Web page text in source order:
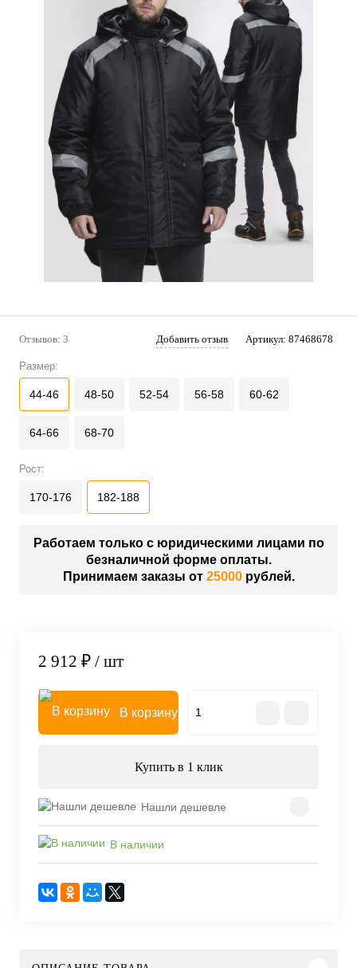
Отзывов: 3 Добавить отзыв Артикул: 87468678
Размер:
44-46 48-50 52-54 56-58 60-62
64-66 68-70
Рост:
170-176 182-188
Работаем только с юридическими лицами по
безналичной форме оплаты.
Принимаем заказы от 25000рублей.
2 912 ₽ / шт
В корзину
Купить в 1 клик
Нашли дешевле
В наличии